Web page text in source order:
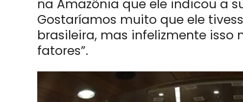
na Amazônia que ele indicou a
Gostaríamos muito que ele
brasileira, mas infelizmente isso
fatores”.